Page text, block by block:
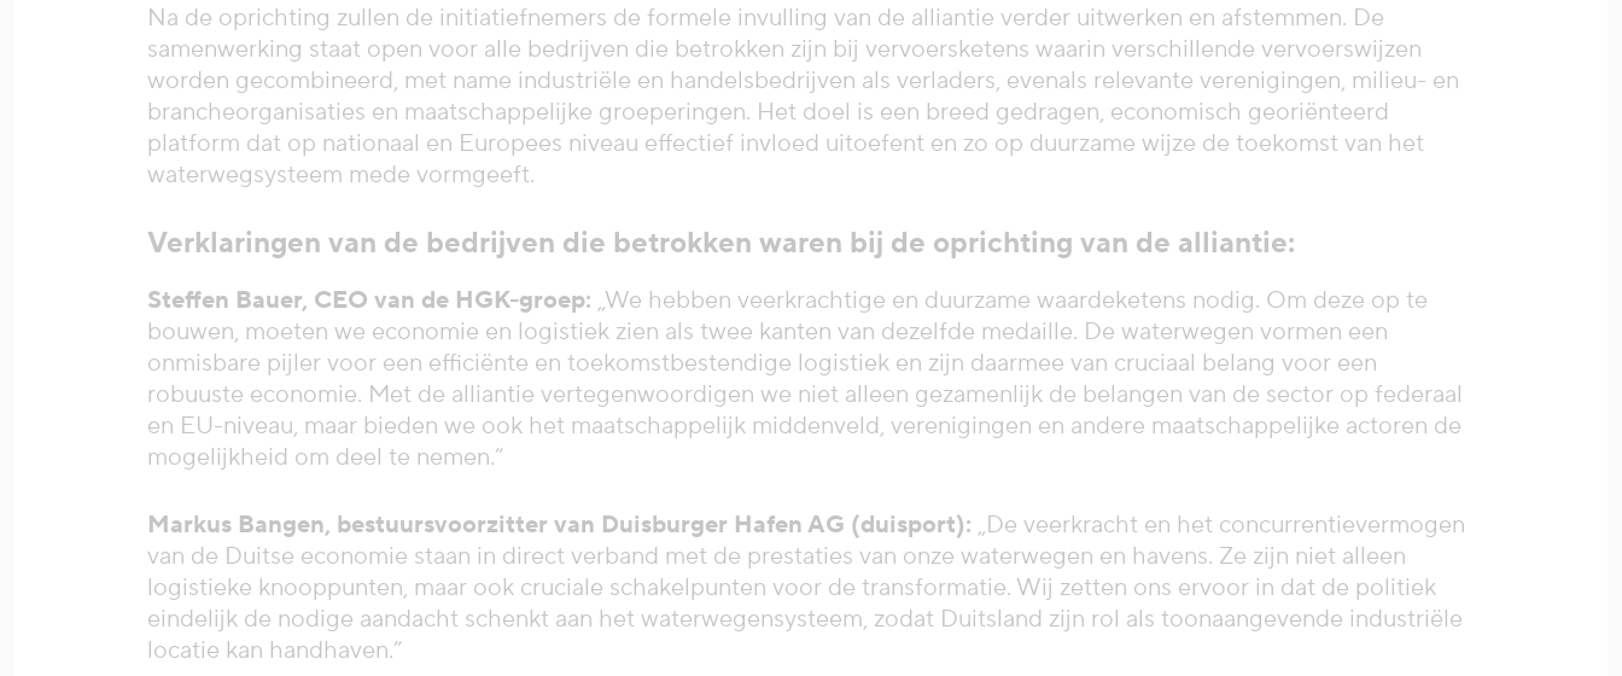
Na de oprichting zullen de initiatiefnemers de formele invulling van de alliantie verder uitwerken en afstemmen. De
samenwerking staat open voor alle bedrijven die betrokken zijn bij vervoersketens waarin verschillende vervoerswijzen
worden gecombineerd, met name industriële en handelsbedrijven als verladers, evenals relevante verenigingen, milieu- en
brancheorganisaties en maatschappelijke groeperingen. Het doel is een breed gedragen, economisch georiënteerd
platform dat op nationaal en Europees niveau effectief invloed uitoefent en zo op duurzame wijze de toekomst van het
waterwegsysteem mede vormgeeft.
Verklaringen van de bedrijven die betrokken waren bij de oprichting van de alliantie:
Steffen Bauer, CEO van de HGK-groep: „We hebben veerkrachtige en duurzame waardeketens nodig. Om deze op te
bouwen, moeten we economie en logistiek zien als twee kanten van dezelfde medaille. De waterwegen vormen een
onmisbare pijler voor een efficiënte en toekomstbestendige logistiek en zijn daarmee van cruciaal belang voor een
robuuste economie. Met de alliantie vertegenwoordigen we niet alleen gezamenlijk de belangen van de sector op federaal
en EU-niveau, maar bieden we ook het maatschappelijk middenveld, verenigingen en andere maatschappelijke actoren de
mogelijkheid om deel te nemen.”
Markus Bangen, bestuursvoorzitter van Duisburger Hafen AG (duisport): „De veerkracht en het concurrentievermogen
van de Duitse economie staan in direct verband met de prestaties van onze waterwegen en havens. Ze zijn niet alleen
logistieke knooppunten, maar ook cruciale schakelpunten voor de transformatie. Wij zetten ons ervoor in dat de politiek
eindelijk de nodige aandacht schenkt aan het waterwegensysteem, zodat Duitsland zijn rol als toonaangevende industriële
locatie kan handhaven.”